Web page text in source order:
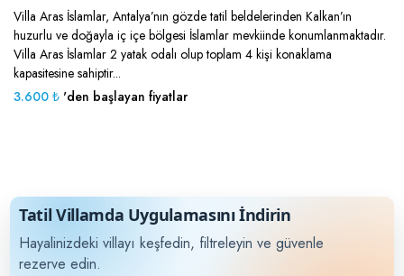
Villa Aras İslamlar, Antalya’nın gözde tatil beldelerinden Kalkan’ın
huzurlu ve doğayla iç içe bölgesi İslamlar mevkiinde konumlanmaktadır.
Villa Aras İslamlar 2 yatak odalı olup toplam 4 kişi konaklama
kapasitesine sahiptir...
3.600 ₺ 'den başlayan fiyatlar
Tatil Villamda Uygulamasını İndirin
Hayalinizdeki villayı keşfedin, filtreleyin ve güvenle
rezerve edin.